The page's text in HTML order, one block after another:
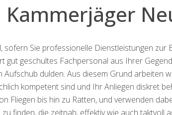
Kammerjäger
Sie professionelle Dienstleistungen zur
gut geschultes Fachpersonal aus Ihrer
dulden. Aus diesem Grund arbeiten
kompetent sind und Ihr Anliegen diskret
Fliegen bis hin zu Ratten, und verwenden
finden, die zeitnah, effektiv wie auch taktvoll